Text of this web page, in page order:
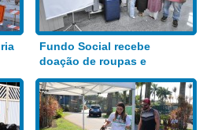
Fundo Social recebe
doação de roupas e
alimentos